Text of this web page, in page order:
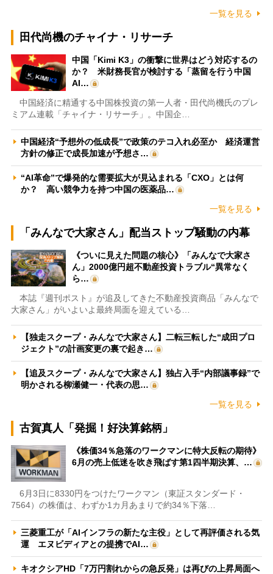
一覧を見る
田代尚機のチャイナ・リサーチ
中国「Kimi K3」の衝撃に世界はどう対応するの
か？ 米財務長官が検討する「蒸留を行う中国
AI…
中国経済に精通する中国株投資の第一人者・田代尚機氏のプレ
ミアム連載「チャイナ・リサーチ」。中国企…
中国経済“予想外の低成長”で政策のテコ入れ必至か 経済運営
方針の修正で成長加速が予想さ…
“AI革命”で爆発的な需要拡大が見込まれる「CXO」とは何
か？ 高い競争力を持つ中国の医薬品…
一覧を見る
「みんなで大家さん」配当ストップ騒動の内幕
《ついに見えた問題の核心》「みんなで大家さ
ん」2000億円超不動産投資トラブル“異常なく
ら…
本誌『週刊ポスト』が追及してきた不動産投資商品「みんなで
大家さん」がいよいよ最終局面を迎えている…
【独走スクープ・みんなで大家さん】二転三転した“成田プロ
ジェクト”の計画変更の裏で起き…
【追及スクープ・みんなで大家さん】独占入手“内部議事録”で
明かされる柳瀬健一・代表の思…
一覧を見る
古賀真人「発掘！好決算銘柄」
《株価34％急落のワークマンに特大反転の期待》
6月の売上低迷を吹き飛ばす第1四半期決算、…
6月3日に8330円をつけたワークマン（東証スタンダード・
7564）の株価は、わずか1カ月あまりで約34％下落…
三菱重工が「AIインフラの新たな主役」として再評価される気
運 エヌビディアとの提携でAI…
キオクシアHD「7万円割れからの急反発」は再びの上昇局面へ